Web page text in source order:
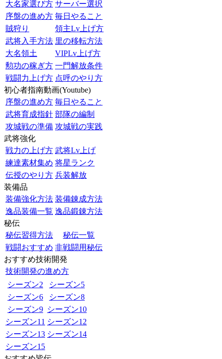
大名家選び方 サーバー選択
序盤の進め方 毎日やること
賊狩り
領主Lv上げ方
武将入手方法 里の移転方法
大名領土
VIPLv上げ方
勲功の稼ぎ方 一門解放条件
戦闘力上げ方 点呼のやり方
初心者指南動画(Youtube)
序盤の進め方 毎日やること
武将育成指針 部隊の編制
攻城戦の準備 攻城戦の実践
武将強化
戦力の上げ方 武将Lv上げ
練達素材集め 将星ランク
伝授のやり方 兵装解放
装備品
装備強化方法 装備錬成方法
逸品装備一覧 逸品鍛錬方法
秘伝
秘伝習得方法
秘伝一覧
戦闘おすすめ 非戦闘用秘伝
おすすめ技術開発
技術開発の進め方
シーズン2
シーズン5
シーズン6
シーズン8
シーズン9 シーズン10
シーズン11 シーズン12
シーズン13 シーズン14
シーズン15